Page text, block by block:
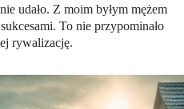
udało. Z moim byłym mężem
To nie przypominało
rywalizację.